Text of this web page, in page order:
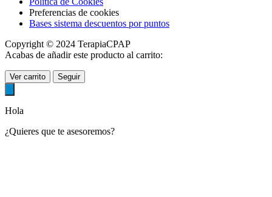
Preferencias de cookies
Bases sistema descuentos por puntos
Copyright © 2024 TerapiaCPAP
Acabas de añadir este producto al carrito:
Ver carrito Seguir
Hola
¿Quieres que te asesoremos?